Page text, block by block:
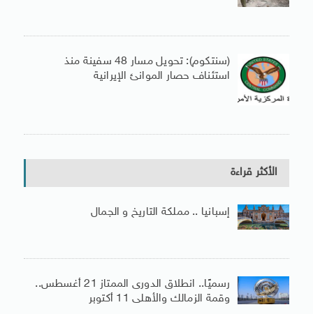
(سنتكوم): تحويل مسار 48 سفينة منذ
استئناف حصار الموانئ الإيرانية
الأكثر قراءة
إسبانيا .. مملكة التاريخ و الجمال
رسميًا.. انطلاق الدورى الممتاز 21 أغسطس..
وقمة الزمالك والأهلى 11 أكتوبر